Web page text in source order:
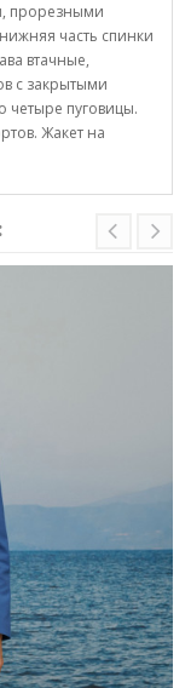
прорезными
часть спинки
втачные,
с закрытыми
четыре пуговицы.
Жакет на